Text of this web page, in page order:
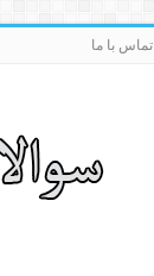
تماس با ما